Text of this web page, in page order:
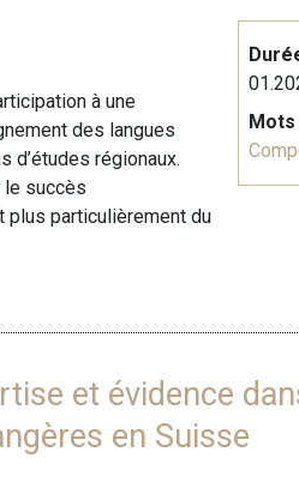
à une
des langues
d’études régionaux.
le succès
plus particulièrement du
et évidence
en Suisse